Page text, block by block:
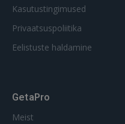
Kasutustingimused
Privaatsuspoliitika
Eelistuste haldamine
GetaPro
Meist